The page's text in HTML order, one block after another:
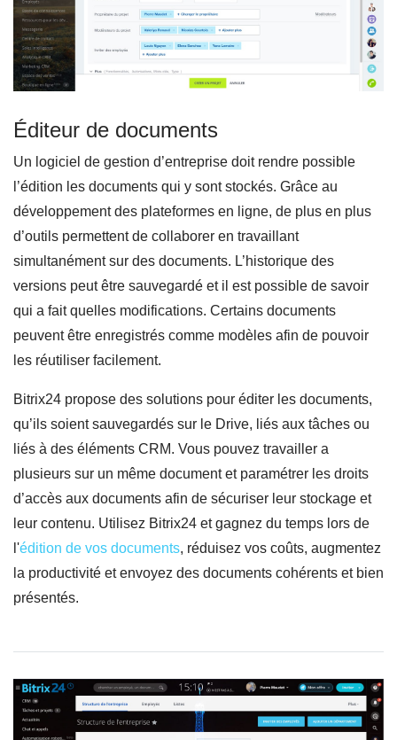
Éditeur de documents
Un logiciel de gestion d’entreprise doit rendre possible
l’édition les documents qui y sont stockés. Grâce au
développement des plateformes en ligne, de plus en plus
d’outils permettent de collaborer en travaillant
simultanément sur des documents. L’historique des
versions peut être sauvegardé et il est possible de savoir
qui a fait quelles modifications. Certains documents
peuvent être enregistrés comme modèles afin de pouvoir
les réutiliser facilement.
Bitrix24 propose des solutions pour éditer les documents,
qu’ils soient sauvegardés sur le Drive, liés aux tâches ou
liés à des éléments CRM. Vous pouvez travailler a
plusieurs sur un même document et paramétrer les droits
d’accès aux documents afin de sécuriser leur stockage et
leur contenu. Utilisez Bitrix24 et gagnez du temps lors de
l'édition de vos documents, réduisez vos coûts, augmentez
la productivité et envoyez des documents cohérents et bien
présentés.